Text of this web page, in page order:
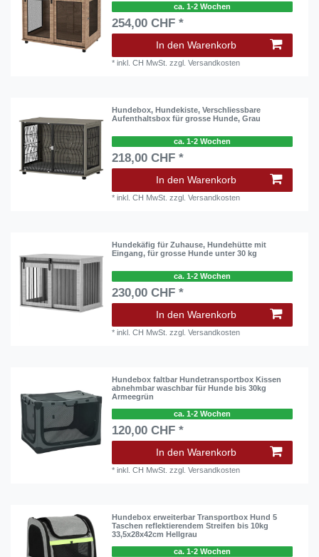
ca. 1-2 Wochen
254,00 CHF *
In den Warenkorb
*inkl. CH MwSt. zzgl.Versandkosten
Hundebox, Hundekiste, Verschliessbare
Aufenthaltsbox für grosse Hunde, Grau
ca. 1-2 Wochen
218,00 CHF *
In den Warenkorb
*inkl. CH MwSt. zzgl.Versandkosten
Hundekäfig für Zuhause, Hundehütte mit
Eingang, für grosse Hunde unter 30 kg
ca. 1-2 Wochen
230,00 CHF *
In den Warenkorb
*inkl. CH MwSt. zzgl.Versandkosten
Hundebox faltbar Hundetransportbox Kissen
abnehmbar waschbar für Hunde bis 30kg
Armeegrün
ca. 1-2 Wochen
120,00 CHF *
In den Warenkorb
*inkl. CH MwSt. zzgl.Versandkosten
Hundebox erweiterbar Transportbox Hund 5
Taschen reflektierendem Streifen bis 10kg
33,5x28x42cm Hellgrau
ca. 1-2 Wochen